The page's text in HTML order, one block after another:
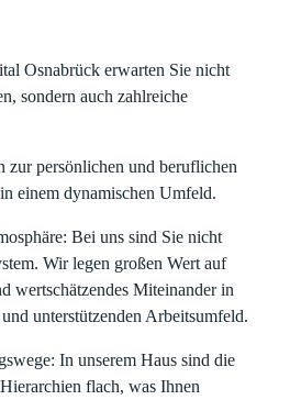
Osnabrück erwarten Sie nicht
sondern auch zahlreiche
zurpersönlichen und beruflichen
in einem dynamischen Umfeld.
Bei uns sind Sie nicht
Wir legen großen Wert auf
wertschätzendes Miteinander in
unterstützenden Arbeitsumfeld.
In unserem Haus sind die
flach, was Ihnen